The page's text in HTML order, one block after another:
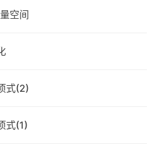
空间
式(2)
式(1)